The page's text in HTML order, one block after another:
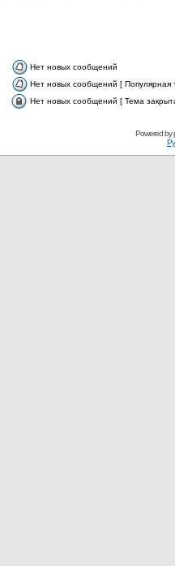
Нет новых сообщений
Нет новых сообщений [ Популярная
Нет новых сообщений [ Тема
Powered by